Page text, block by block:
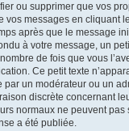
ou supprimer que vos
vos messages en cliquant
après que le message
à votre message, un
de fois que vous
Ce petit texte
par un modérateur ou un
discrète concernant
normaux ne peuvent pas
a été publiée.